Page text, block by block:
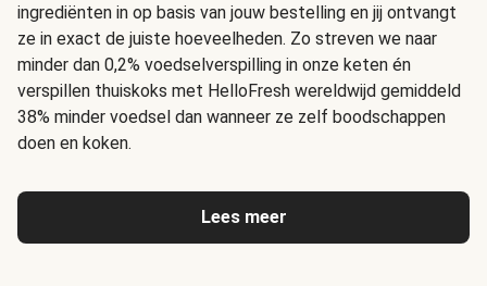
ingrediënten in op basis van jouw bestelling en jij ontvangt
ze in exact de juiste hoeveelheden. Zo streven we naar
minder dan 0,2% voedselverspilling in onze keten én
verspillen thuiskoks met HelloFresh wereldwijd gemiddeld
38% minder voedsel dan wanneer ze zelf boodschappen
doen en koken.
Lees meer